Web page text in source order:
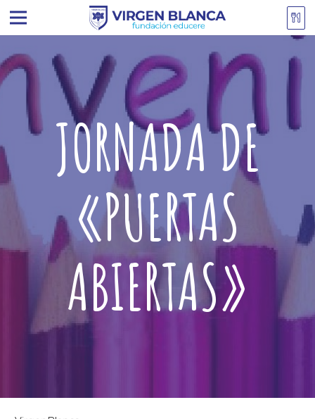
JORNADA DE
«PUERTAS
ABIERTAS»